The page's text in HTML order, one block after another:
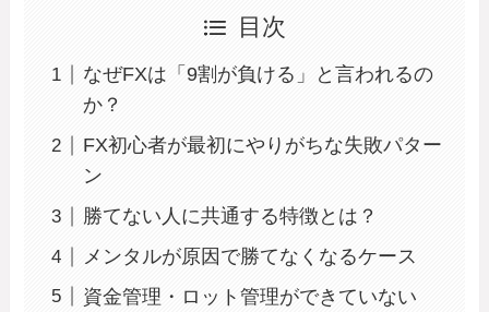
目次
なぜFXは「9割が負ける」と言われるの
か？
FX初心者が最初にやりがちな失敗パター
ン
勝てない人に共通する特徴とは？
メンタルが原因で勝てなくなるケース
資金管理・ロット管理ができていない